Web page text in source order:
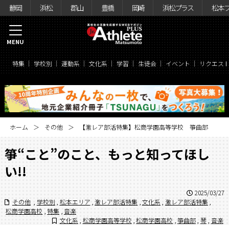
静岡 浜松 郡山 豊橋 岡崎 浜松プラス 松本
特集 学校別 運動系 文化系 学習 生徒会 イベント リクエス
MENU
ホーム その他 【激レア部活特集】松商学園高等学校 箏曲部
箏“こと”のこと、もっと知ってほし
い!!
2025/03/27
その他
学校別 松本エリア 激レア部活特集 文化系 激レア部活特集
松商学園高校 ,特集 , 音楽
文化系 松商学園高等学校 松商学園高校 箏曲部 琴 音楽